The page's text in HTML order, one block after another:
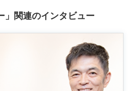
」関連のインタビュー